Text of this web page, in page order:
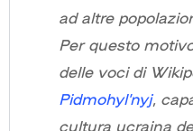
ad altre
Per questo
delle voci di
Pidmohyl’nyj,
cultura ucraina